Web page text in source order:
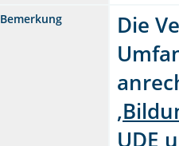
Bemerkung
Die
UDE